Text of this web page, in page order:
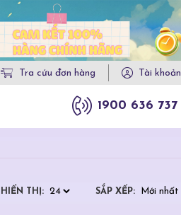
Tra cứu đơn hàng Tài khoản
1900 636 737
HIỂN THỊ: SẮP XẾP: